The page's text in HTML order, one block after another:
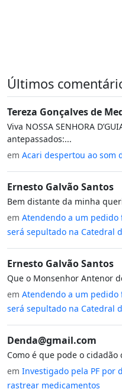
Últimos
Tereza Gonçalves de
Viva NOSSA SENHORA
antepassados:...
em Acari despertou ao som
Ernesto Galvão Santos
Bem distante da minha
em Atendendo a um
será sepultado na Catedral
Ernesto Galvão Santos
Que o Monsenhor Antenor
em Atendendo a um
será sepultado na Catedral
Denda@gmail.com
Como é que pode o
em Investigado pela PF por
rastrear medicamentos